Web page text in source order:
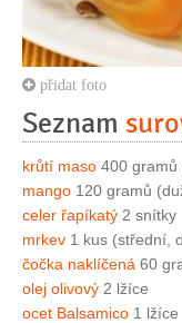
přidat foto
Seznam
krůtí maso 400 gramů
mango 120 gramů
celer řapíkatý 2 snítky
mrkev 1 kus (střední,
čočka naklíčená 60
olej olivový 2 lžíce
ocet Balsamico 1 lžíce